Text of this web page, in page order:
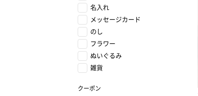
名入れ
メッセージカード
のし
フラワー
ぬいぐるみ
雑貨
クーポン